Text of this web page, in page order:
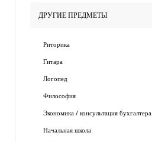
ДРУГИЕ ПРЕДМЕТЫ
Риторика
Гитара
Логопед
Философия
Экономика / консультация бухгалтера
Начальная школа